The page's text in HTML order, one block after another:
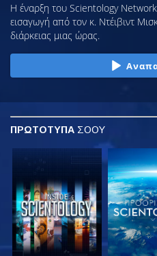
Η έναρξη του Scientology
εισαγωγή από τον κ. Ντέιβιντ
διάρκειας μιας ώρας.
ΠΡΩΤΟΤΥΠΑ ΣΟΟΥ